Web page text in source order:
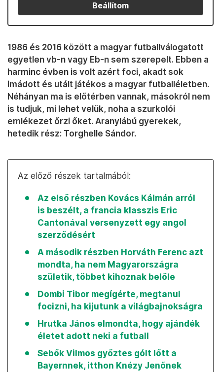
Beállítom
1986 és 2016 között a magyar futballválogatott
egyetlen vb-n vagy Eb-n sem szerepelt. Ebben a
harminc évben is volt azért foci, akadt sok
imádott és utált játékos a magyar futballéletben.
Néhányan ma is előtérben vannak, másokról nem
is tudjuk, mi lehet velük, noha a szurkolói
emlékezet őrzi őket. Aranylábú gyerekek,
hetedik rész: Torghelle Sándor.
Az előző részek tartalmából:
Az első részben Kovács Kálmán arról
is beszélt, a francia klasszis Eric
Cantonával versenyzett egy angol
szerződésért
A második részben Horváth Ferenc azt
mondta, ha nem Magyarországra
születik, többet kihoznak belőle
Dombi Tibor megígérte, megtanul
focizni, ha kijutunk a világbajnokságra
Hrutka János elmondta, hogy ajándék
életet adott neki a futball
Sebők Vilmos győztes gólt lőtt a
Bayernnek, itthon Knézy Jenőnek